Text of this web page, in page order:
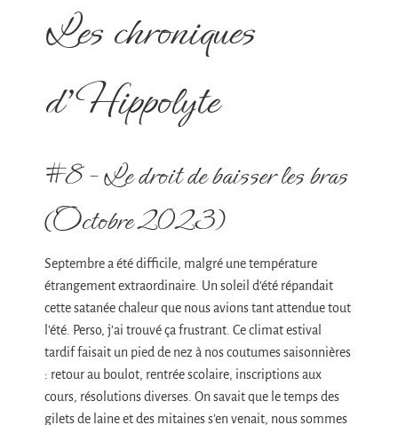
Les chroniques
d’Hippolyte
#8 – Le droit de baisser les bras
(Octobre 2023)
Septembre a été difficile, malgré une température
étrangement extraordinaire. Un soleil d’été répandait
cette satanée chaleur que nous avions tant attendue tout
l’été. Perso, j’ai trouvé ça frustrant. Ce climat estival
tardif faisait un pied de nez à nos coutumes saisonnières
: retour au boulot, rentrée scolaire, inscriptions aux
cours, résolutions diverses. On savait que le temps des
gilets de laine et des mitaines s’en venait, nous sommes